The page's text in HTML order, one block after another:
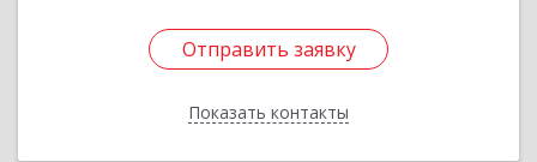
Отправить заявку
Показать контакты
Отправить заявку
Назад